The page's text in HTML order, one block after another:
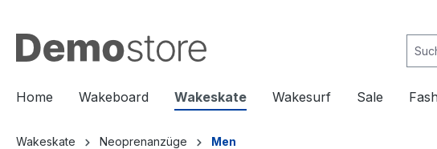
Home Wakeboard Wakeskate Wakesurf Sale
Wakeskate Neoprenanzüge Men